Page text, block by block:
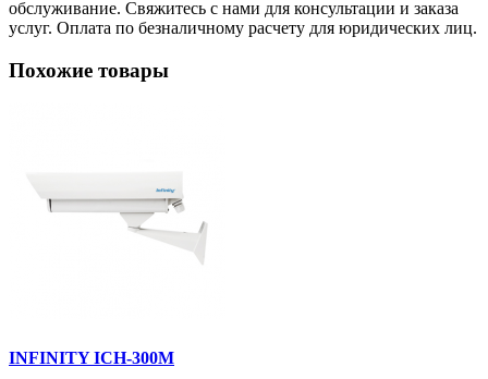
обслуживание. Свяжитесь с нами для консультации и заказа
услуг. Оплата по безналичному расчету для юридических лиц.
Похожие товары
INFINITY ICH-300M